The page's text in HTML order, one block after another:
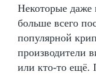
Некоторые даже
больше всего
популярной
производители
или кто-то ещё.